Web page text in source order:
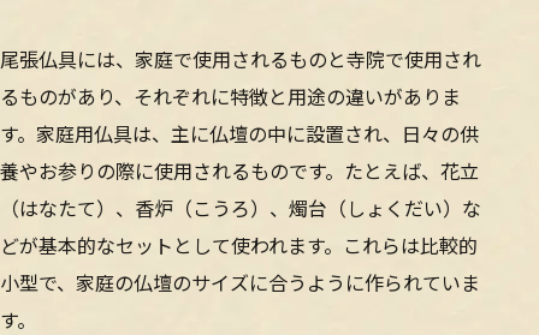
尾張仏具には、家庭で使用されるものと寺院で使用され
るものがあり、それぞれに特徴と用途の違いがありま
す。家庭用仏具は、主に仏壇の中に設置され、日々の供
養やお参りの際に使用されるものです。たとえば、花立
（はなたて）、香炉（こうろ）、燭台（しょくだい）な
どが基本的なセットとして使われます。これらは比較的
小型で、家庭の仏壇のサイズに合うように作られていま
す。